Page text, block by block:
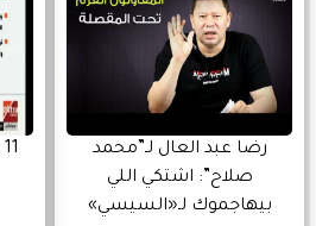
رضا عبد العال لـ”محمد
صلاح”: اشتكي اللي
بيهاجموك لـ«السيسي»